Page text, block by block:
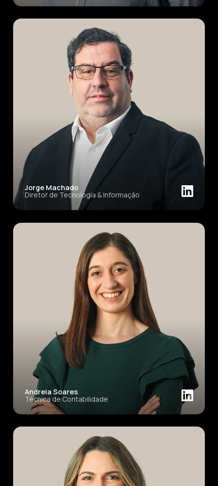
Jorge Machado
Diretor de Tecnologia & Informação
Andreia Soares
Técnica de Contabilidade